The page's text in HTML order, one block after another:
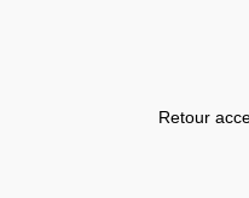
Retour